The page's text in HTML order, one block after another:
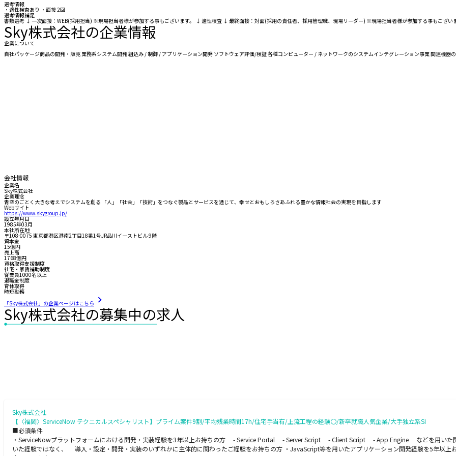
選考情報
・適性検査あり ・面接 2回
選考情報補足
書類選考 ↓ 一次面接：WEB(採用担当) ※現場担当者様が参加する事もございます。 ↓ 適性検査 ↓ 最終面接：対面(採用の責任者、採用管理職、現場リーダー) ※現場担当者様が参加する事もございま
Sky株式会社の企業情報
企業について
自社パッケージ商品の開発・販売 業務系システム開発 組込み / 制御 / アプリケーション開発 ソフトウェア評価/検証 各種コンピューター / ネットワークのシステムインテグレーション事業 関連機器
会社情報
企業名
Sky株式会社
企業理念
青空のごとく大きな考えでシステムを創る 「人」「社会」「技術」をつなぐ製品とサービスを通じて、幸せとおもしろさあふれる豊かな情報社会の実現を目指します
Webサイト
https://www.skygroup.jp/
設立年月日
1985年03月
本社所在地
〒108-0075 東京都港区港南2丁目18番1号JR品川イーストビル 9階
資本金
15億円
売上高
1768億円
資格取得支援制度
社宅・家賃補助制度
従業員1000名以上
退職金制度
育休取得
時短勤務
「Sky株式会社」の企業ページはこちら
Sky株式会社の募集中の求人
Sky株式会社
【〈福岡〉ServiceNow テクニカルスペシャリスト】プライム案件9割/平均残業時間17h/住宅手当有/上流工程の経験〇/新卒就職人気企業/大手独立系SI
■必須条件
・ServiceNowプラットフォームにおける開発・実装経験を3年以上お持ちの方 - Service Portal - Server Script - Client Script - App Engine などを用いた開
いた経験ではなく、 導入・設定・開発・実装のいずれかに主体的に関わったご経験をお持ちの方 ・JavaScript等を用いたアプリケーション開発経験を5年以